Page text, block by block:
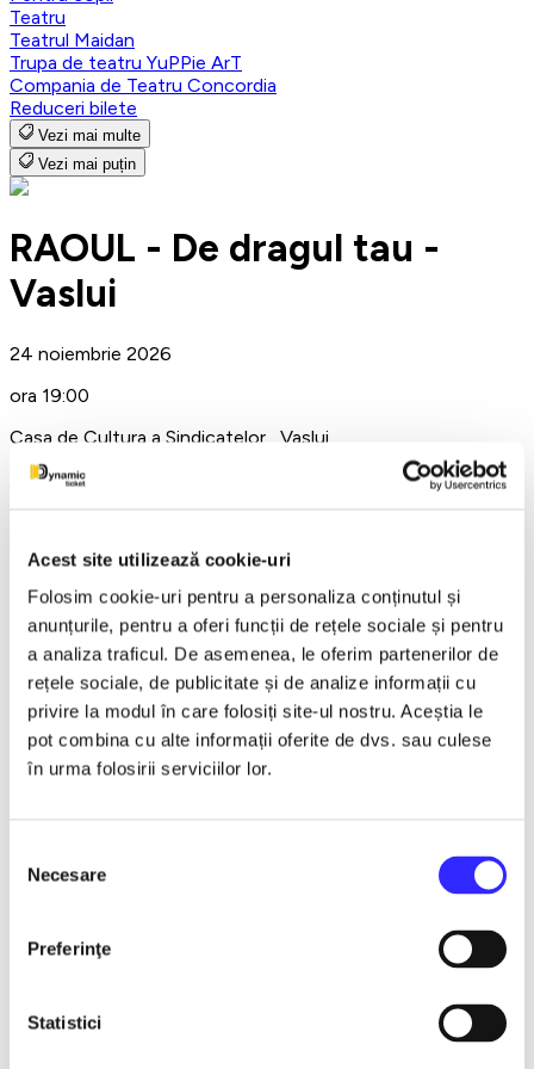
Acest site utilizează cookie-uri
Folosim cookie-uri pentru a personaliza conținutul și
anunțurile, pentru a oferi funcții de rețele sociale și pentru
a analiza traficul. De asemenea, le oferim partenerilor de
rețele sociale, de publicitate și de analize informații cu
privire la modul în care folosiți site-ul nostru. Aceștia le
pot combina cu alte informații oferite de dvs. sau culese
în urma folosirii serviciilor lor.
consimțământului
Necesare
Preferinţe
Statistici
Teatru
Teatrul Maidan
Trupa de teatru YuPPie ArT
Compania de Teatru Concordia
Reduceri bilete
Vezi mai multe
Vezi mai puțin
RAOUL - De dragul tau -
Vaslui
24 noiembrie 2026
ora 19:00
Casa de Cultura a Sindicatelor , Vaslui
Concerte
Detalii eveniment
RAOUL
Turneu National
"De dragul tau"
Balkanic Orchestra Live
Casa de Cultura a Sindicatelor Vaslui
alături de BALKANIC ORCHESTRA live
Sunt întâlniri în care nu mai contează scena, distanța sau
luminile, ci doar ceea ce se întâmplă între oameni. Acolo
este doar un nume, este felul în care Raoul a ales să se
apropie din nou de publicul său, simplu, sincer, fără mască,